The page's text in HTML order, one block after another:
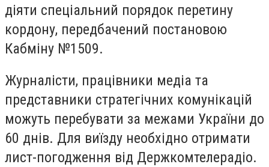
діяти спеціальний порядок перетину
кордону, передбачений постановою
Кабміну №1509.
Журналісти, працівники медіа та
представники стратегічних комунікацій
можуть перебувати за межами України до
60 днів. Для виїзду необхідно отримати
лист-погодження від Держкомтелерадіо.